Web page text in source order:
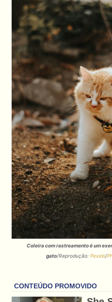
Coleira com rastreamento é um
gato/Reprodução: Pexels/